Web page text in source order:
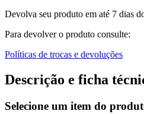
Devolva seu produto em até 7 dias
Para devolver o produto consulte:
Políticas de trocas e devoluções
Descrição e ficha
Selecione um item do